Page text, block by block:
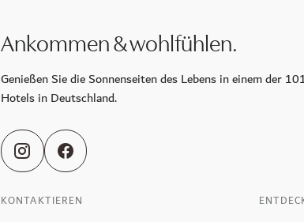
Sonntagsbrunch
Frühstück
Murano Bar
Der Wintergarten
Ankommen & wohlfühlen.
Genießen Sie die Sonnenseiten des Lebens in einem der
Hotels in Deutschland.
KONTAKTIEREN